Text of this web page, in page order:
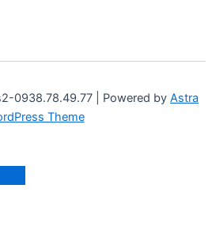
0938.78.49.77 | Powered by Astra
Theme